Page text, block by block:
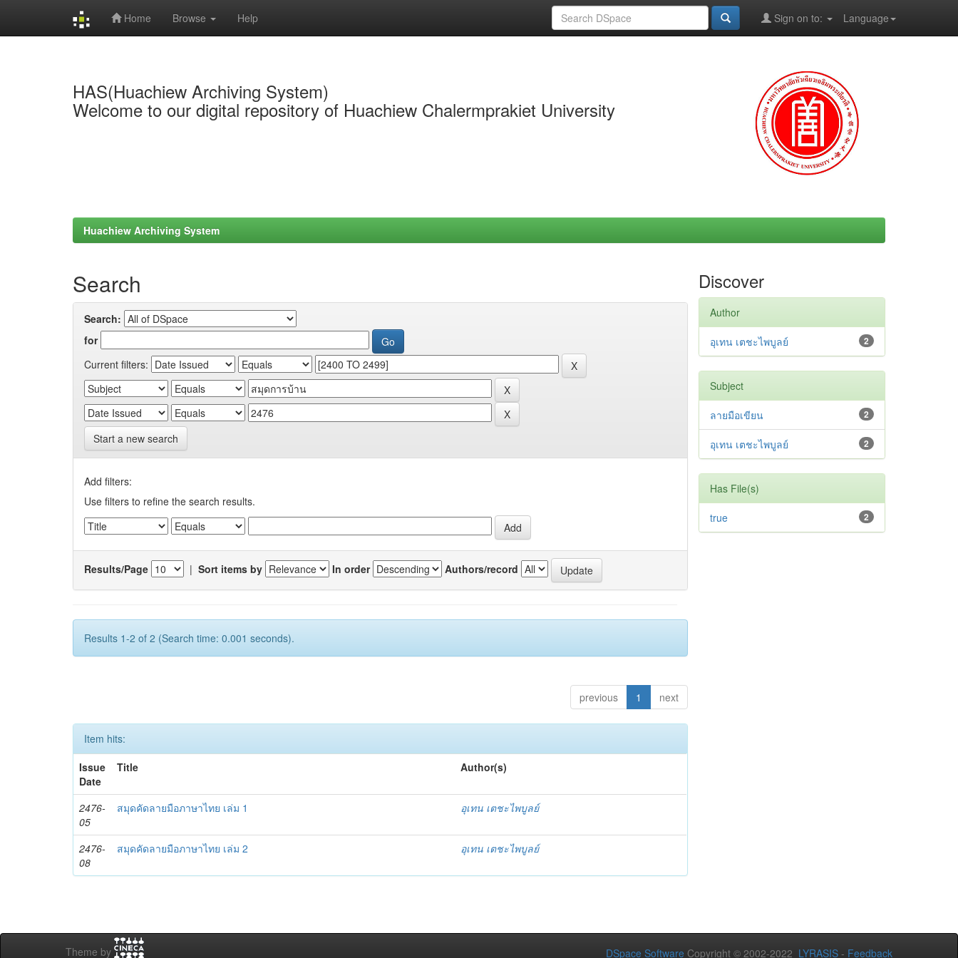
Home Browse Help Language
Sign on to:
HAS(Huachiew Archiving System)
Welcome to our digital repository of Huachiew Chalermprakiet University
Huachiew Archiving System
Search
Search:
for
Current filters:
Start a new search
Add filters:
Use filters to refine the search results.
Results/Page | Sort items by In order Authors/record
Results 1-2 of 2 (Search time: 0.001 seconds).
previous 1 next
Item hits:
Issue
Date
Title Author(s)
2476-
05
สมุดคัดลายมือภาษาไทย เล่ม 1 อุเทน เตชะไพบูลย์
2476-
08
สมุดคัดลายมือภาษาไทย เล่ม 2 อุเทน เตชะไพบูลย์
Discover
Author
2
อุเทน เตชะไพบูลย์
Subject
2
ลายมือเขียน
2
อุเทน เตชะไพบูลย์
Has File(s)
2
true
Theme by DSpace Software Copyright © 2002-2022 LYRASIS - Feedback